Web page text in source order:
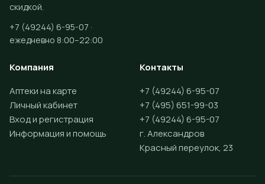
скидкой.
+7 (49244) 6-95-07 ·
ежедневно 8:00–22:00
Компания
Аптеки на карте
Личный кабинет
Вход и регистрация
Информация и помощь
Контакты
+7 (49244) 6-95-07
+7 (495) 651-99-03
+7 (49244) 6-95-07
г. Александров
Красный переулок, 23